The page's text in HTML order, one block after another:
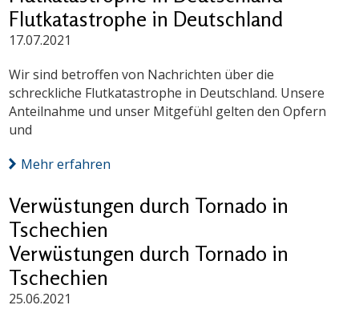
Flutkatastrophe in Deutschland
17.07.2021
Wir sind betroffen von Nachrichten über die
schreckliche Flutkatastrophe in Deutschland. Unsere
Anteilnahme und unser Mitgefühl gelten den Opfern
und
Mehr erfahren
Verwüstungen durch Tornado in
Tschechien
Verwüstungen durch Tornado in
Tschechien
25.06.2021